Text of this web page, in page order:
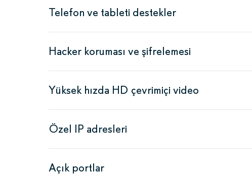
Telefon ve tableti destekler
Hacker koruması ve şifrelemesi
Yüksek hızda HD çevrimiçi video
Özel IP adresleri
Açık portlar